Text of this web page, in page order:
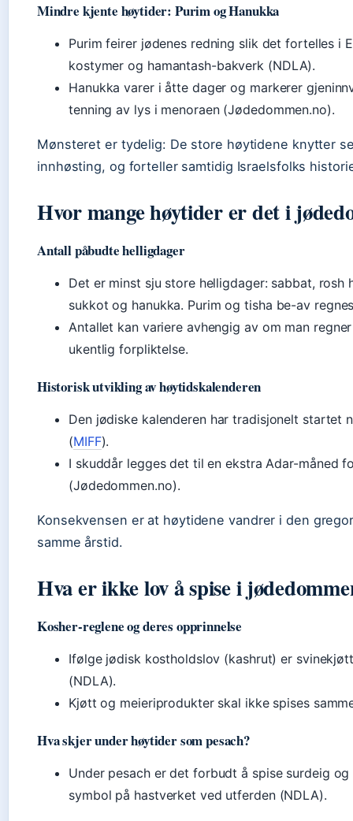
Mindre kjente høytider: Purim og Hanukka
Purim feirer jødenes redning slik det fortelles i
kostymer og hamantash-bakverk (NDLA).
Hanukka varer i åtte dager og markerer
tenning av lys i menoraen (Jødedommen.no).
Mønsteret er tydelig: De store høytidene knytter
innhøsting, og forteller samtidig Israelsfolks
Hvor mange høytider er det i
Antall påbudte helligdager
Det er minst sju store helligdager: sabbat, rosh
sukkot og hanukka. Purim og tisha be-av
Antallet kan variere avhengig av om man
ukentlig forpliktelse.
Historisk utvikling av høytidskalenderen
Den jødiske kalenderen har tradisjonelt startet
(MIFF).
I skuddår legges det til en ekstra Adar-måned
(Jødedommen.no).
Konsekvensen er at høytidene vandrer i den
samme årstid.
Hva er ikke lov å spise i
Kosher-reglene og deres opprinnelse
Ifølge jødisk kostholdslov (kashrut) er
(NDLA).
Kjøtt og meieriprodukter skal ikke spises
Hva skjer under høytider som pesach?
Under pesach er det forbudt å spise surdeig
symbol på hastverket ved utferden (NDLA).